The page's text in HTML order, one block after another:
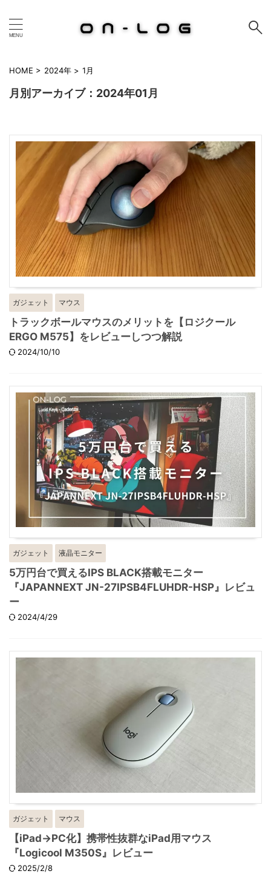
HOME > 2024年 > 1月
月別アーカイブ：2024年01月
ガジェット マウス
トラックボールマウスのメリットを【ロジクール
ERGO M575】をレビューしつつ解説
2024/10/10
ガジェット 液晶モニター
5万円台で買えるIPS BLACK搭載モニター
『JAPANNEXT JN-27IPSB4FLUHDR-HSP』レビュ
ー
2024/4/29
ガジェット マウス
【iPad→PC化】携帯性抜群なiPad用マウス
『Logicool M350S』レビュー
2025/2/8